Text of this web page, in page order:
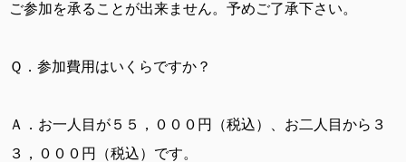
ご参加を承ることが出来ません。予めご了承下さい。
Ｑ． 参加費用はいくらですか？
Ａ． お一人目が５５，０００円（税込）、お二人目から３
３，０００円（税込）です。